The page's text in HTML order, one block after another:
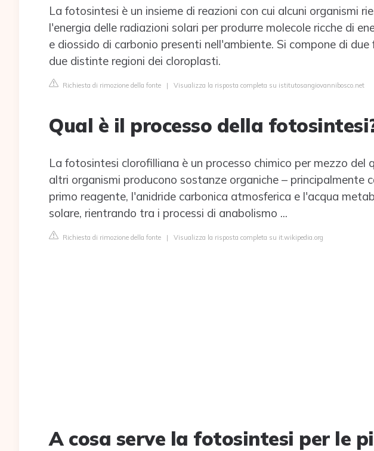
La fotosintesi è un insieme di reazioni con cui alcuni organismi
l'energia delle radiazioni solari per produrre molecole ricche di
e diossido di carbonio presenti nell'ambiente. Si compone di due
due distinte regioni dei cloroplasti.
Richiesta di rimozione della fonte | Visualizza la risposta completa su istitutosangiovannibosco.net
Qual è il processo della
La fotosintesi clorofilliana è un processo chimico per mezzo del
altri organismi producono sostanze organiche – principalmente
primo reagente, l'anidride carbonica atmosferica e l'acqua
solare, rientrando tra i processi di anabolismo ...
Richiesta di rimozione della fonte | Visualizza la risposta completa su it.wikipedia.org
A cosa serve la fotosintesi per le